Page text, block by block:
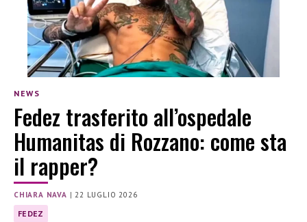
NEWS
Fedez trasferito all’ospedale
Humanitas di Rozzano: come sta
il rapper?
CHIARA NAVA |22 LUGLIO 2026
FEDEZ